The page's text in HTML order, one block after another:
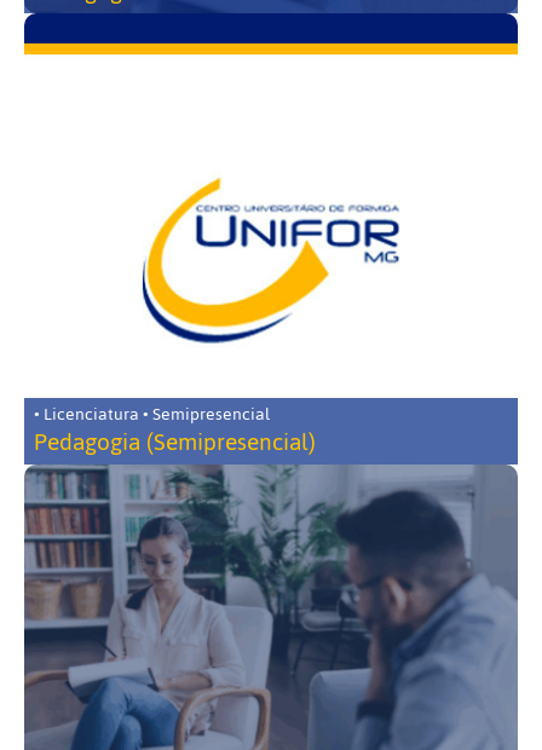
• Licenciatura • Semipresencial
Pedagogia (Semipresencial)